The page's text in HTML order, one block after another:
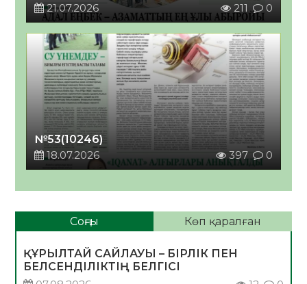
21.07.2026
211 0
№53(10246)
18.07.2026
397 0
Соңғы Көп қаралған
ҚҰРЫЛТАЙ САЙЛАУЫ – БІРЛІК ПЕН
БЕЛСЕНДІЛІКТІҢ БЕЛГІСІ